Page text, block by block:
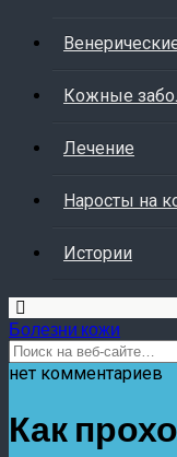
Кожные
Лечение
Наросты на
Истории
Болезни кожи
нет комментариев
Как